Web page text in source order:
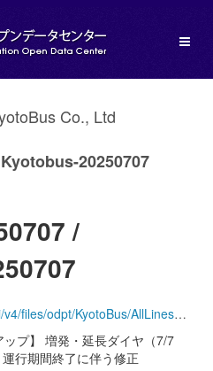
Co., Ltd
20250707
/
アクセストークン/YOUR_ACCESS_TOKEN]
プ】 増発・延長ダイヤ（7/7
行期間終了に伴う修正